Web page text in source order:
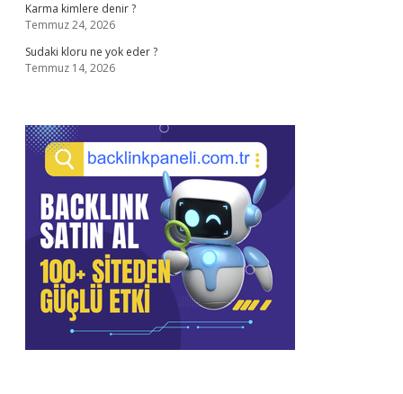
Karma kimlere denir ?
Temmuz 24, 2026
Sudaki kloru ne yok eder ?
Temmuz 14, 2026